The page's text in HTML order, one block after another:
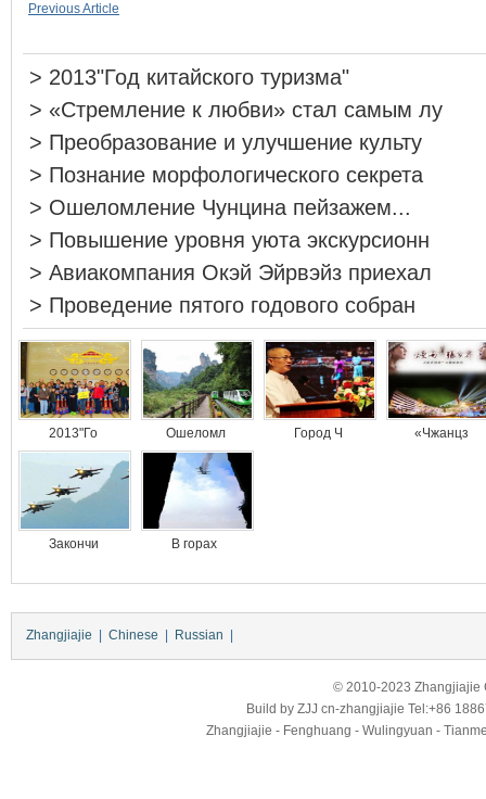
Previous Article
> 2013"Год китайского туризма"
> «Стремление к любви» стал самым лу
> Преобразование и улучшение культу
> Познание морфологического секрета
> Ошеломление Чунцина пейзажем...
> Повышение уровня уюта экскурсионн
> Авиакомпания Окэй Эйрвэйз приехал
> Проведение пятого годового собран
2013"Го Ошеломл Город Ч «Чжанцз
Закончи В горах
Zhangjiajie Chinese Russian
© 2010-2023 Zhangjiajie
Build by ZJJ cn-zhangjiajie Tel:+86
Zhangjiajie - Fenghuang - Wulingyuan -